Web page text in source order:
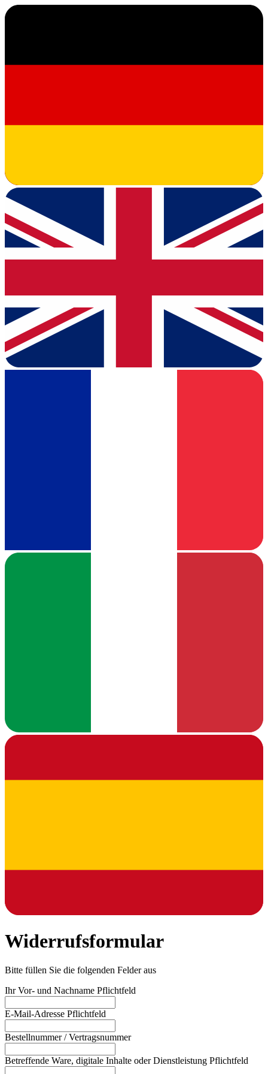
Widerrufsformular
Bitte füllen Sie die folgenden Felder aus
Ihr Vor- und Nachname Pflichtfeld
E-Mail-Adresse Pflichtfeld
Bestellnummer / Vertragsnummer
Betreffende Ware, digitale Inhalte oder Dienstleistung Pflichtfeld